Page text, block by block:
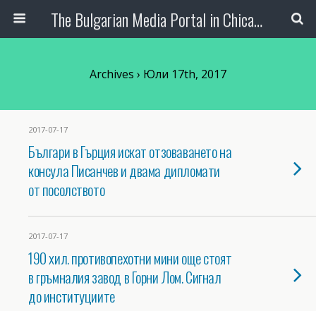
The Bulgarian Media Portal in Chicago
Archives › Юли 17th, 2017
2017-07-17
Българи в Гърция искат отзоваването на
консула Писанчев и двама дипломати
от посолството
2017-07-17
190 хил. противопехотни мини още стоят
в гръмналия завод в Горни Лом. Сигнал
до институциите